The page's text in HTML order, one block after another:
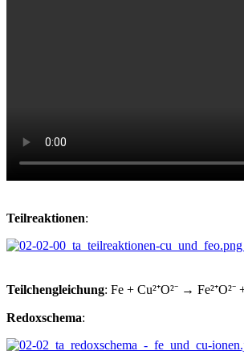
Teilreaktionen:
Teilchengleichung: Fe + Cu²⁺O²⁻ → Fe²⁺O²⁻
Redoxschema: